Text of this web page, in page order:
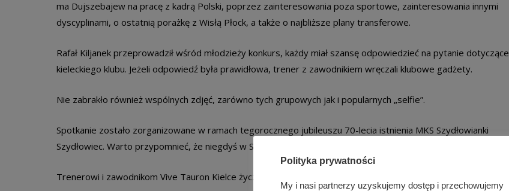
ma Dujszebajew na pracę z kadrą Polski, poprzez zainteresowania poza sportowe, zainteresowania innymi
dyscyplinami, o ostatnią porażkę z Wisłą Płock, a także o najbliższe plany transferowe.
Rafał Kiljanek przeprowadził wśród młodzieży konkurs, każdy miał szansę odpowiedzieć na pytanie dotyczące
kieleckiego klubu. Jeżeli odpowiedź była prawidłowa, trener z zawodnikiem wręczali klubowe gadżety.
Nie zabrakło również wspólnych zdjęć, zarówno tych grupowych jak i popularnych „selfie”.
Spotkanie zostało zorganizowane w ramach tegorocznego jubileuszu 70-lecia istnienia MKS Szydłowianki
Szydłowiec. Warto przypomnieć, że niegdyś w Szydłowiance istniała sekcja szypiorniaka.
Trenerowi i zawodnikom Vive Tauron Kielce życzymy samych sukcesów!
Polityka prywatności
My i nasi partnerzy uzyskujemy dostęp i przechowujemy